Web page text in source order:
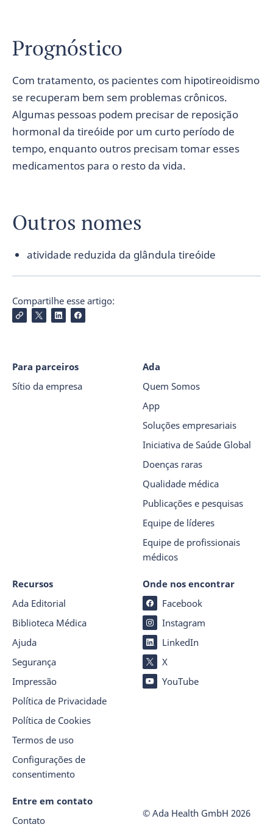
Prognóstico
Com tratamento, os pacientes com hipotireoidismo
se recuperam bem sem problemas crônicos.
Algumas pessoas podem precisar de reposição
hormonal da tireóide por um curto período de
tempo, enquanto outros precisam tomar esses
medicamentos para o resto da vida.
Outros nomes
atividade reduzida da glândula tireóide
Compartilhe esse artigo:
Para parceiros
Sítio da empresa
Ada
Quem Somos
App
Soluções empresariais
Iniciativa de Saúde Global
Doenças raras
Qualidade médica
Publicações e pesquisas
Equipe de líderes
Equipe de profissionais
médicos
Recursos
Ada Editorial
Biblioteca Médica
Ajuda
Segurança
Impressão
Política de Privacidade
Política de Cookies
Termos de uso
Configurações de
consentimento
Onde nos encontrar
Facebook
Instagram
LinkedIn
X
YouTube
Entre em contato
Contato
© Ada Health GmbH 2026